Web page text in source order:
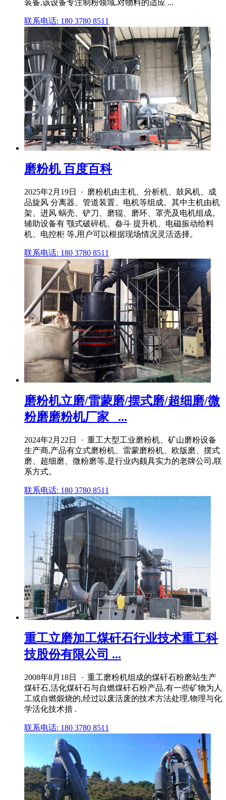
装备,该设备专注制粉领域,对物料的适应 ...
联系电话: 180 3780 8511
磨粉机 百度百科
2025年2月19日 · 磨粉机由主机、分析机、鼓风机、成
品旋风 分离器、管道装置、电机等组成。其中主机由机
架、进风 蜗壳、铲刀、磨辊、磨环、罩壳及电机组成。
辅助设备有 颚式破碎机、畚斗 提升机、电磁振动给料
机、电控柜 等,用户可以根据现场情况灵活选择。
联系电话: 180 3780 8511
磨粉机立磨/雷蒙磨/摆式磨/超细磨/微
粉磨磨粉机厂家_ ...
2024年2月22日 · 重工大型工业磨粉机、矿山磨粉设备
生产商,产品有立式磨粉机、雷蒙磨粉机、欧版磨、摆式
磨、超细磨、微粉磨等,是行业内颇具实力的老牌公司,联
系方式。
联系电话: 180 3780 8511
重工立磨加工煤矸石行业技术重工科
技股份有限公司 ...
2008年8月18日 · 重工磨粉机组成的煤矸石粉磨站生产
煤矸石,活化煤矸石与自燃煤矸石粉产品,有一些矿物为人
工或自燃煅烧的,经过以废活废的技术方法处理,物理与化
学活化技术措 .
联系电话: 180 3780 8511